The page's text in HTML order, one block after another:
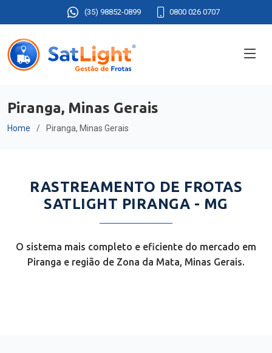
(35) 98852-0899 0800 026 0707
Piranga, Minas Gerais
Home Piranga, Minas Gerais
RASTREAMENTO DE FROTAS
SATLIGHT PIRANGA - MG
O sistema mais completo e eficiente do mercado em
Piranga e região de Zona da Mata, Minas Gerais.